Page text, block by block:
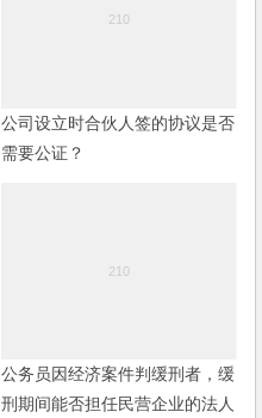
公司设立时合伙人签的协议是否
需要公证？
公务员因经济案件判缓刑者，缓
刑期间能否担任民营企业的法人